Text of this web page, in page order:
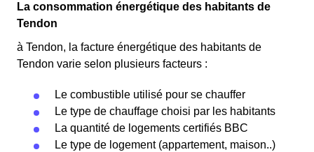
La consommation énergétique des habitants de
Tendon
à Tendon, la facture énergétique des habitants de
Tendon varie selon plusieurs facteurs :
Le combustible utilisé pour se chauffer
Le type de chauffage choisi par les habitants
La quantité de logements certifiés BBC
Le type de logement (appartement, maison..)